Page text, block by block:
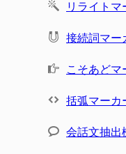
リライトマ
接続詞マー
こそあどマ
括弧マーカ
会話文抽出